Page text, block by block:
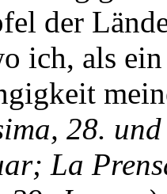
der
ich, als
28.
La